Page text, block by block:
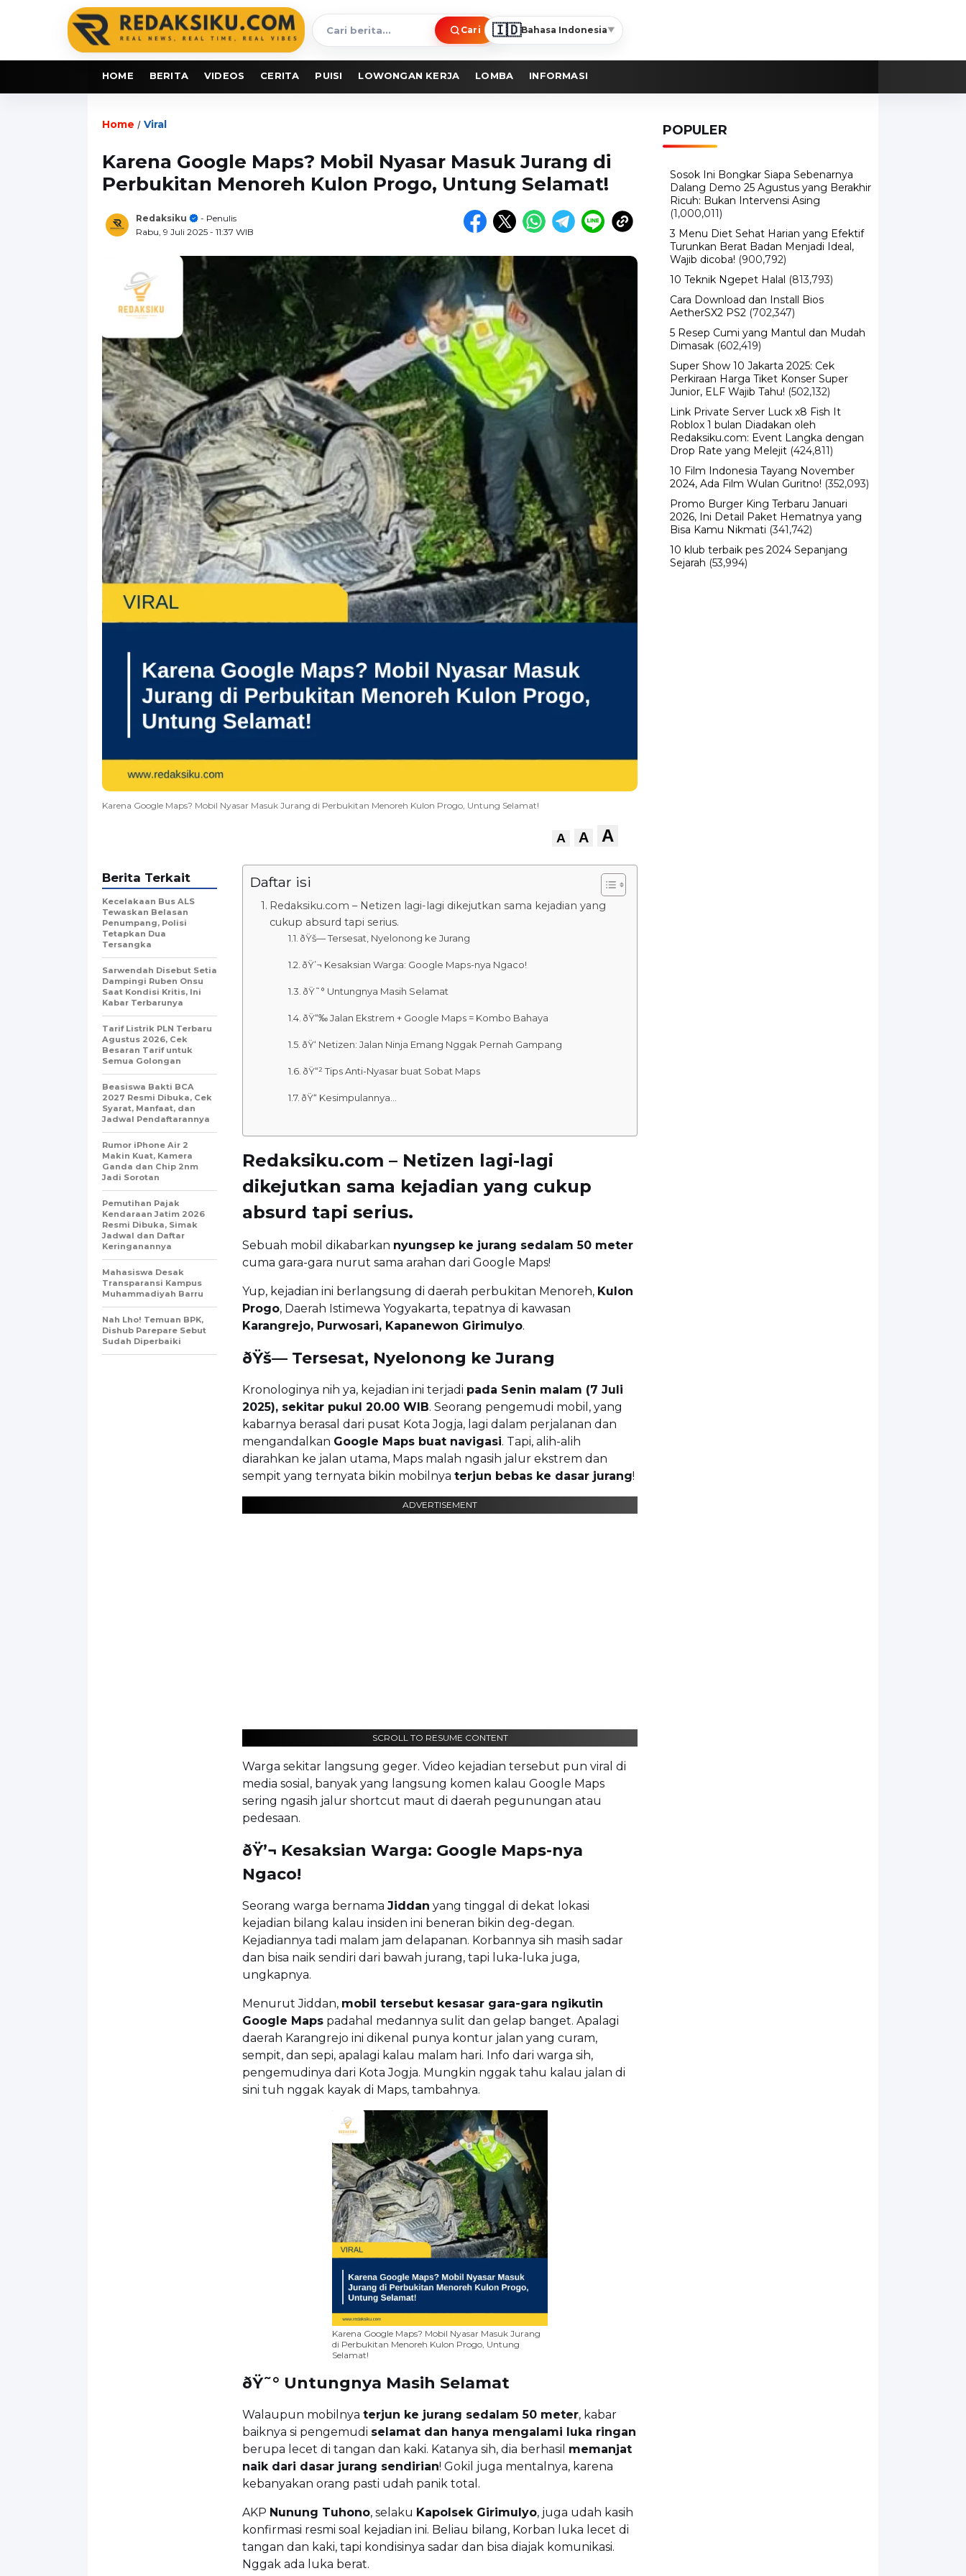
Cari
berita
Cari 🇮🇩Bahasa Indonesia▼
HOME BERITA VIDEOS CERITA PUISI LOWONGAN KERJA LOMBA INFORMASI
Home / Viral
Karena Google Maps? Mobil Nyasar Masuk Jurang di
Perbukitan Menoreh Kulon Progo, Untung Selamat!
Redaksiku
- Penulis
Rabu, 9 Juli 2025 - 11:37 WIB
Karena Google Maps? Mobil Nyasar Masuk Jurang di Perbukitan Menoreh Kulon Progo, Untung Selamat!
A A A
Daftar isi
Redaksiku.com – Netizen lagi-lagi dikejutkan sama kejadian yang
cukup absurd tapi serius.
ðŸš— Tersesat, Nyelonong ke Jurang
ðŸ’¬ Kesaksian Warga: Google Maps-nya Ngaco!
ðŸ˜° Untungnya Masih Selamat
ðŸ“‰ Jalan Ekstrem + Google Maps = Kombo Bahaya
ðŸ‘ Netizen: Jalan Ninja Emang Nggak Pernah Gampang
ðŸ“² Tips Anti-Nyasar buat Sobat Maps
ðŸ“ Kesimpulannya…
Redaksiku.com – Netizen lagi-lagi
dikejutkan sama kejadian yang cukup
absurd tapi serius.
Sebuah mobil dikabarkan nyungsep ke jurang sedalam 50 meter
cuma gara-gara nurut sama arahan dari Google Maps!
Yup, kejadian ini berlangsung di daerah perbukitan Menoreh, Kulon
Progo, Daerah Istimewa Yogyakarta, tepatnya di kawasan
Karangrejo, Purwosari, Kapanewon Girimulyo.
ðŸš— Tersesat, Nyelonong ke Jurang
Kronologinya nih ya, kejadian ini terjadi pada Senin malam (7 Juli
2025), sekitar pukul 20.00 WIB. Seorang pengemudi mobil, yang
kabarnya berasal dari pusat Kota Jogja, lagi dalam perjalanan dan
mengandalkan Google Maps buat navigasi. Tapi, alih-alih
diarahkan ke jalan utama, Maps malah ngasih jalur ekstrem dan
sempit yang ternyata bikin mobilnya terjun bebas ke dasar jurang!
ADVERTISEMENT
SCROLL TO RESUME CONTENT
Warga sekitar langsung geger. Video kejadian tersebut pun viral di
media sosial, banyak yang langsung komen kalau Google Maps
sering ngasih jalur shortcut maut di daerah pegunungan atau
pedesaan.
ðŸ’¬ Kesaksian Warga: Google Maps-nya
Ngaco!
Seorang warga bernama Jiddan yang tinggal di dekat lokasi
kejadian bilang kalau insiden ini beneran bikin deg-degan.
Kejadiannya tadi malam jam delapanan. Korbannya sih masih sadar
dan bisa naik sendiri dari bawah jurang, tapi luka-luka juga,
ungkapnya.
Menurut Jiddan, mobil tersebut kesasar gara-gara ngikutin
Google Maps padahal medannya sulit dan gelap banget. Apalagi
daerah Karangrejo ini dikenal punya kontur jalan yang curam,
sempit, dan sepi, apalagi kalau malam hari. Info dari warga sih,
pengemudinya dari Kota Jogja. Mungkin nggak tahu kalau jalan di
sini tuh nggak kayak di Maps, tambahnya.
Karena Google Maps? Mobil Nyasar Masuk Jurang
di Perbukitan Menoreh Kulon Progo, Untung
Selamat!
ðŸ˜° Untungnya Masih Selamat
Walaupun mobilnya terjun ke jurang sedalam 50 meter, kabar
baiknya si pengemudi selamat dan hanya mengalami luka ringan
berupa lecet di tangan dan kaki. Katanya sih, dia berhasil memanjat
naik dari dasar jurang sendirian! Gokil juga mentalnya, karena
kebanyakan orang pasti udah panik total.
AKP Nunung Tuhono, selaku Kapolsek Girimulyo, juga udah kasih
konfirmasi resmi soal kejadian ini. Beliau bilang, Korban luka lecet di
tangan dan kaki, tapi kondisinya sadar dan bisa diajak komunikasi.
Nggak ada luka berat.
Berita Terkait
Kecelakaan Bus ALS
Tewaskan Belasan
Penumpang, Polisi
Tetapkan Dua
Tersangka
Sarwendah Disebut Setia
Dampingi Ruben Onsu
Saat Kondisi Kritis, Ini
Kabar Terbarunya
Tarif Listrik PLN Terbaru
Agustus 2026, Cek
Besaran Tarif untuk
Semua Golongan
Beasiswa Bakti BCA
2027 Resmi Dibuka, Cek
Syarat, Manfaat, dan
Jadwal Pendaftarannya
Rumor iPhone Air 2
Makin Kuat, Kamera
Ganda dan Chip 2nm
Jadi Sorotan
Pemutihan Pajak
Kendaraan Jatim 2026
Resmi Dibuka, Simak
Jadwal dan Daftar
Keringanannya
Mahasiswa Desak
Transparansi Kampus
Muhammadiyah Barru
Nah Lho! Temuan BPK,
Dishub Parepare Sebut
Sudah Diperbaiki
POPULER
Sosok Ini Bongkar Siapa Sebenarnya
Dalang Demo 25 Agustus yang Berakhir
Ricuh: Bukan Intervensi Asing
(1,000,011)
3 Menu Diet Sehat Harian yang Efektif
Turunkan Berat Badan Menjadi Ideal,
Wajib dicoba! (900,792)
10 Teknik Ngepet Halal (813,793)
Cara Download dan Install Bios
AetherSX2 PS2 (702,347)
5 Resep Cumi yang Mantul dan Mudah
Dimasak (602,419)
Super Show 10 Jakarta 2025: Cek
Perkiraan Harga Tiket Konser Super
Junior, ELF Wajib Tahu! (502,132)
Link Private Server Luck x8 Fish It
Roblox 1 bulan Diadakan oleh
Redaksiku.com: Event Langka dengan
Drop Rate yang Melejit (424,811)
10 Film Indonesia Tayang November
2024, Ada Film Wulan Guritno! (352,093)
Promo Burger King Terbaru Januari
2026, Ini Detail Paket Hematnya yang
Bisa Kamu Nikmati (341,742)
10 klub terbaik pes 2024 Sepanjang
Sejarah (53,994)